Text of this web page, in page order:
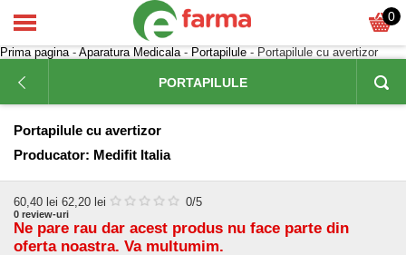
0
Prima pagina- Aparatura Medicala- Portapilule - Portapilule cu avertizor
PORTAPILULE
Portapilule cu avertizor
Producator: Medifit Italia
60,40 lei 62,20 lei 0/5
0 review-uri
Ne pare rau dar acest produs nu face parte din
oferta noastra. Va multumim.